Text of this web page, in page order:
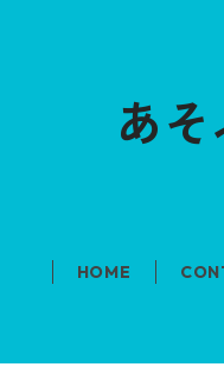
あ
HOME